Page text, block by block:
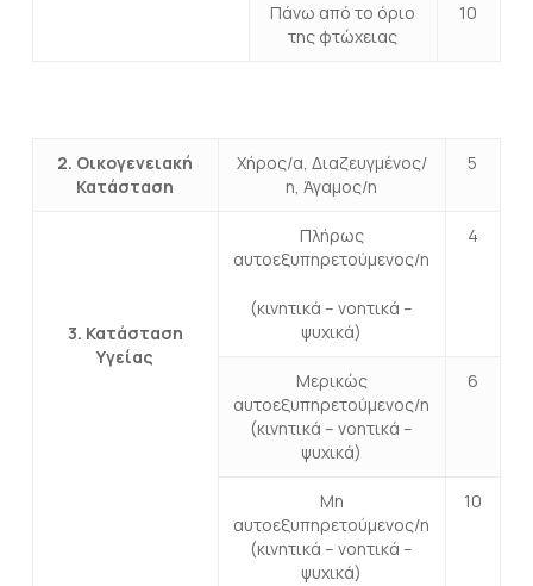
Πάνω από το όριο
της φτώχειας
10
2. Οικογενειακή
Κατάσταση
Χήρος/α, Διαζευγμένος/
η, Άγαμος/η
5
3. Κατάσταση
Υγείας
Πλήρως
αυτοεξυπηρετούμενος/η
(κινητικά – νοητικά –
ψυχικά)
4
Μερικώς
αυτοεξυπηρετούμενος/η
(κινητικά – νοητικά –
ψυχικά)
6
Μη
αυτοεξυπηρετούμενος/η
(κινητικά – νοητικά –
ψυχικά)
10